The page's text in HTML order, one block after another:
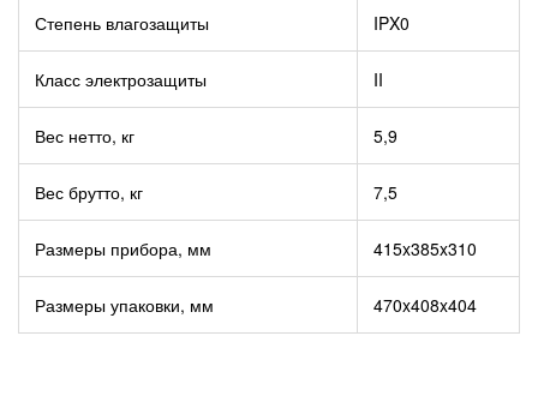
Степень влагозащиты IPX0
Класс электрозащиты II
Вес нетто, кг 5,9
Вес брутто, кг 7,5
Размеры прибора, мм 415x385x310
Размеры упаковки, мм 470x408x404